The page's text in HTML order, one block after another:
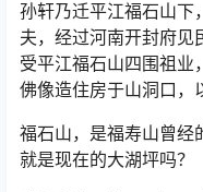
是一位宋代的正五品文
光绪十八年壬辰重修《
孙轩乃迁平江福石山下
受平江福石山四围祖业
佛像造住房于山洞口，